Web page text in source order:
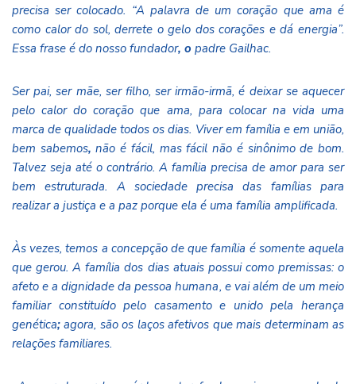
precisa ser colocado. “A palavra de um coração que ama é
como calor do sol, derrete o gelo dos corações e dá energia”.
Essa frase é do nosso fundador, o padre Gailhac.
Ser pai, ser mãe, ser filho, ser irmão-irmã, é deixar se aquecer
pelo calor do coração que ama, para colocar na vida uma
marca de qualidade todos os dias. Viver em família e em união,
bem sabemos, não é fácil, mas fácil não é sinônimo de bom.
Talvez seja até o contrário. A família precisa de amor para ser
bem estruturada. A sociedade precisa das famílias para
realizar a justiça e a paz porque ela é uma família amplificada.
Às vezes, temos a concepção de que família é somente aquela
que gerou. A família dos dias atuais possui como premissas: o
afeto e a dignidade da pessoa humana, e vai além de um meio
familiar constituído pelo casamento e unido pela herança
genética; agora, são os laços afetivos que mais determinam as
relações familiares.